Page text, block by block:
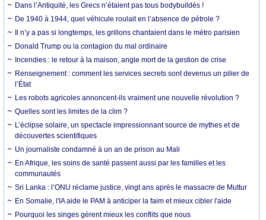
Dans l’Antiquité, les Grecs n’étaient pas tous bodybuildés !
De 1940 à 1944, quel véhicule roulait en l’absence de pétrole ?
Il n’y a pas si longtemps, les grillons chantaient dans le métro parisien
Donald Trump ou la contagion du mal ordinaire
Incendies : le retour à la maison, angle mort de la gestion de crise
Renseignement : comment les services secrets sont devenus un pilier de
l’État
Les robots agricoles annoncent-ils vraiment une nouvelle révolution ?
Quelles sont les limites de la clim ?
L’éclipse solaire, un spectacle impressionnant source de mythes et de
découvertes scientifiques
Un journaliste condamné à un an de prison au Mali
En Afrique, les soins de santé passent aussi par les familles et les
communautés
Sri Lanka : l’ONU réclame justice, vingt ans après le massacre de Muttur
En Somalie, l'IA aide le PAM à anticiper la faim et mieux cibler l'aide
Pourquoi les singes gèrent mieux les conflits que nous